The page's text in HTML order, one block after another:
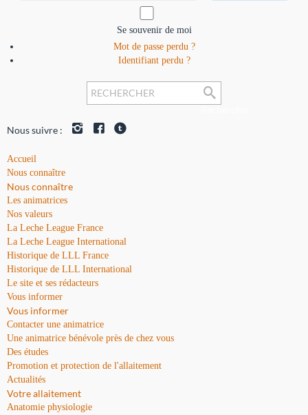
Se souvenir de moi
Mot de passe perdu ?
Identifiant perdu ?
Nous suivre :
Accueil
Nous connaître
Nous connaître
Les animatrices
Nos valeurs
La Leche League France
La Leche League International
Historique de LLL France
Historique de LLL International
Le site et ses rédacteurs
Vous informer
Vous informer
Contacter une animatrice
Une animatrice bénévole près de chez vous
Des études
Promotion et protection de l'allaitement
Actualités
Votre allaitement
Anatomie physiologie